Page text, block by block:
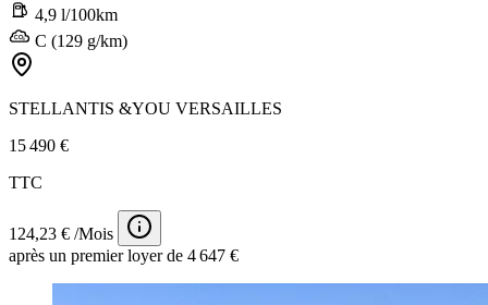
4,9 l/100km
C (129 g/km)
STELLANTIS &YOU VERSAILLES
15 490 €
TTC
124,23 € /Mois
après un premier loyer de 4 647 €